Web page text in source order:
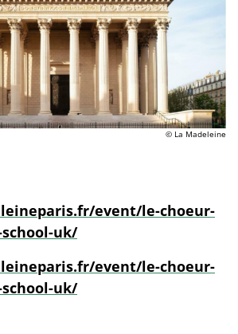
© La Madeleine
event/le-choeur-
uk/
event/le-choeur-
uk/